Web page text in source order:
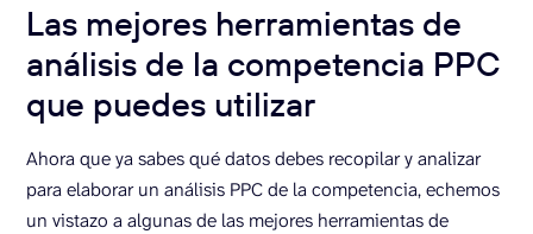
Las mejores herramientas de
análisis de la competencia PPC
que puedes utilizar
Ahora que ya sabes qué datos debes recopilar y analizar
para elaborar un análisis PPC de la competencia, echemos
un vistazo a algunas de las mejores herramientas de